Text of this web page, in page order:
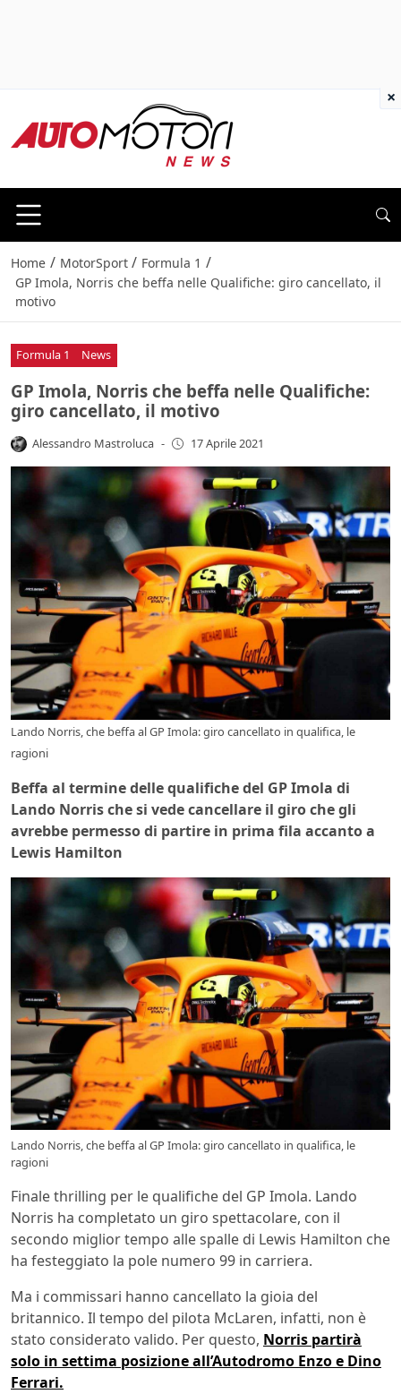
Home / MotorSport / Formula 1 /
GP Imola, Norris che beffa nelle Qualifiche: giro cancellato, il
motivo
Formula 1 News
GP Imola, Norris che beffa nelle Qualifiche:
giro cancellato, il motivo
Alessandro Mastroluca - 17 Aprile 2021
Lando Norris, che beffa al GP Imola: giro cancellato in qualifica, le
ragioni
Beffa al termine delle qualifiche del GP Imola di
Lando Norris che si vede cancellare il giro che gli
avrebbe permesso di partire in prima fila accanto a
Lewis Hamilton
Lando Norris, che beffa al GP Imola: giro cancellato in qualifica, le
ragioni
Finale thrilling per le qualifiche del GP Imola. Lando
Norris ha completato un giro spettacolare, con il
secondo miglior tempo alle spalle di Lewis Hamilton che
ha festeggiato la pole numero 99 in carriera.
Ma i commissari hanno cancellato la gioia del
britannico. Il tempo del pilota McLaren, infatti, non è
stato considerato valido. Per questo, Norris partirà
solo in settima posizione all’Autodromo Enzo e Dino
Ferrari.
×